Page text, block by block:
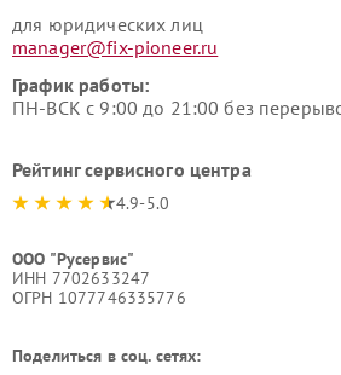
для юридических лиц
manager@fix-pioneer.ru
График работы:
ПН-ВСК с 9:00 до 21:00 без
Рейтинг сервисного центра
4.9-5.0
ООО "Русервис"
ИНН 7702633247
ОГРН 1077746335776
Поделиться в соц. сетях: